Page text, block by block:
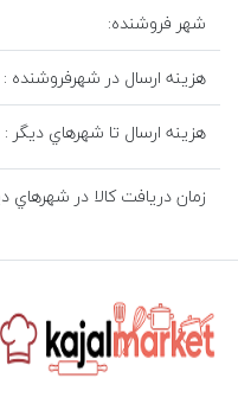
شهر فروشنده:
هزينه ارسال در شهرفروشنده :
هزينه ارسال تا شهرهاي ديگر :
زمان دريافت کالا در شهرهاي